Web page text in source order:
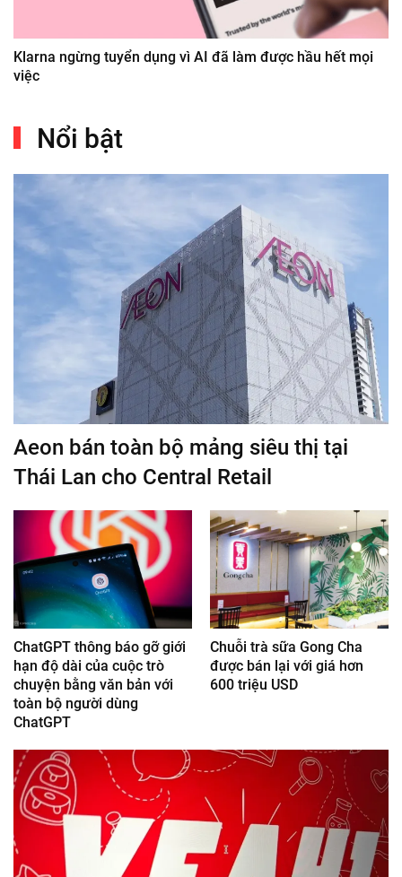
Klarna ngừng tuyển dụng vì AI đã làm được hầu hết mọi
việc
Nổi bật
Aeon bán toàn bộ mảng siêu thị tại
Thái Lan cho Central Retail
ChatGPT thông báo gỡ giới
hạn độ dài của cuộc trò
chuyện bằng văn bản với
toàn bộ người dùng
ChatGPT
Chuỗi trà sữa Gong Cha
được bán lại với giá hơn
600 triệu USD